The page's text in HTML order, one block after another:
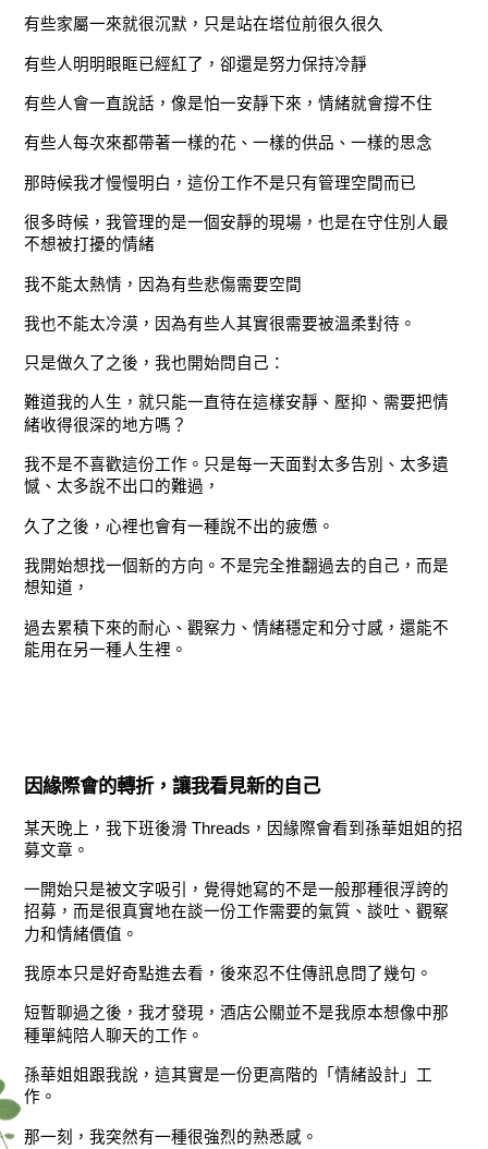
有些家屬一來就很沉默，只是站在塔位前很久很久
有些人明明眼眶已經紅了，卻還是努力保持冷靜
有些人會一直說話，像是怕一安靜下來，情緒就會撐不住
有些人每次來都帶著一樣的花、一樣的供品、一樣的思念
那時候我才慢慢明白，這份工作不是只有管理空間而已
很多時候，我管理的是一個安靜的現場，也是在守住別人最
不想被打擾的情緒
我不能太熱情，因為有些悲傷需要空間
我也不能太冷漠，因為有些人其實很需要被溫柔對待。
只是做久了之後，我也開始問自己：
難道我的人生，就只能一直待在這樣安靜、壓抑、需要把情
緒收得很深的地方嗎？
我不是不喜歡這份工作。只是每一天面對太多告別、太多遺
憾、太多說不出口的難過，
久了之後，心裡也會有一種說不出的疲憊。
我開始想找一個新的方向。不是完全推翻過去的自己，而是
想知道，
過去累積下來的耐心、觀察力、情緒穩定和分寸感，還能不
能用在另一種人生裡。
因緣際會的轉折，讓我看見新的自己
某天晚上，我下班後滑 Threads，因緣際會看到孫華姐姐的招
募文章。
一開始只是被文字吸引，覺得她寫的不是一般那種很浮誇的
招募，而是很真實地在談一份工作需要的氣質、談吐、觀察
力和情緒價值。
我原本只是好奇點進去看，後來忍不住傳訊息問了幾句。
短暫聊過之後，我才發現，酒店公關並不是我原本想像中那
種單純陪人聊天的工作。
孫華姐姐跟我說，這其實是一份更高階的「情緒設計」工
作。
那一刻，我突然有一種很強烈的熟悉感。